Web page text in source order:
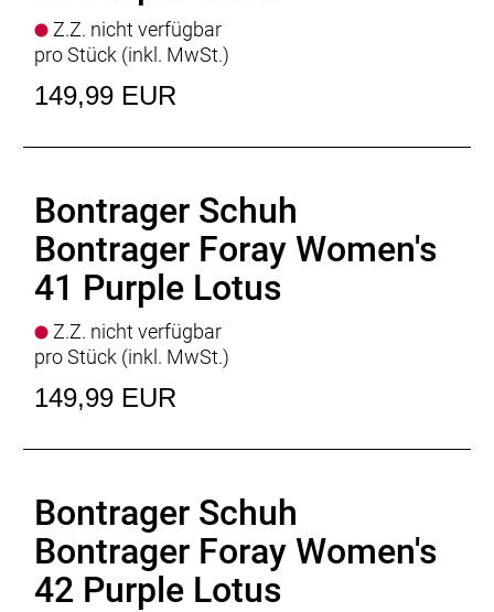
Z.Z. nicht verfügbar
pro Stück (inkl. MwSt.)
149,99 EUR
Bontrager Schuh
Bontrager Foray Women's
41 Purple Lotus
Z.Z. nicht verfügbar
pro Stück (inkl. MwSt.)
149,99 EUR
Bontrager Schuh
Bontrager Foray Women's
42 Purple Lotus